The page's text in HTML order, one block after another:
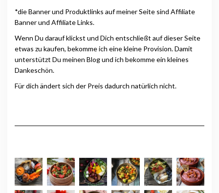
*die Banner und Produktlinks auf meiner Seite sind Affiliate
Banner und Affiliate Links.
Wenn Du darauf klickst und Dich entschließt auf dieser Seite
etwas zu kaufen, bekomme ich eine kleine Provision. Damit
unterstützt Du meinen Blog und ich bekomme ein kleines
Dankeschön.
Für dich ändert sich der Preis dadurch natürlich nicht.